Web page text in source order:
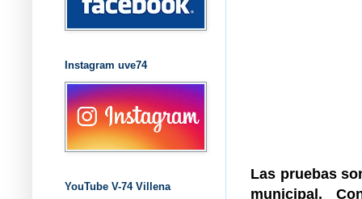
Las pruebas
municipal.
Instagram uve74
YouTube V-74 Villena